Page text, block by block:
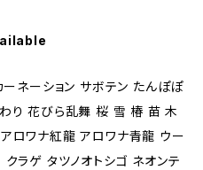
ネーション サボテン たんぽぽ
り 花びら乱舞 桜 雪 椿 苗 木
ロワナ紅龍 アロワナ青龍 ウー
ラゲ タツノオトシゴ ネオンテ